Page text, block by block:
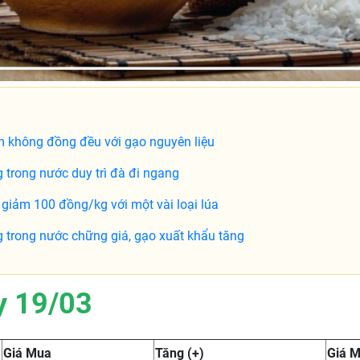
đồng đều với gạo nguyên liệu
nước duy trì đà đi ngang
100 đồng/kg với một vài loại lúa
nước chững giá, gạo xuất khẩu tăng
19/03
Giá Mua Tăng (+) Giá